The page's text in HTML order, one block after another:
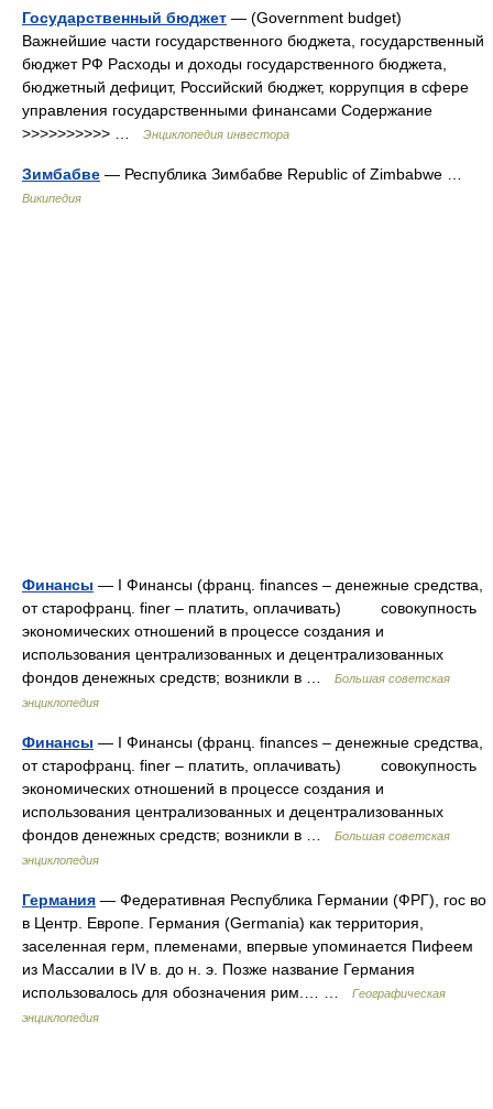
Государственный бюджет — (Government budget)
Важнейшие части государственного бюджета, государственный
бюджет РФ Расходы и доходы государственного бюджета,
бюджетный дефицит, Российский бюджет, коррупция в сфере
управления государственными финансами Содержание
>>>>>>>>>> …
Энциклопедия инвестора
Зимбабве — Республика Зимбабве Republic of Zimbabwe …
Википедия
Финансы — I Финансы (франц. finances – денежные средства,
от старофранц. finer – платить, оплачивать) совокупность
экономических отношений в процессе создания и
использования централизованных и децентрализованных
фондов денежных средств; возникли в …
Большая советская
энциклопедия
Финансы — I Финансы (франц. finances – денежные средства,
от старофранц. finer – платить, оплачивать) совокупность
экономических отношений в процессе создания и
использования централизованных и децентрализованных
фондов денежных средств; возникли в …
Большая советская
энциклопедия
Германия — Федеративная Республика Германии (ФРГ), гос во
в Центр. Европе. Германия (Germania) как территория,
заселенная герм, племенами, впервые упоминается Пифеем
из Массалии в IV в. до н. э. Позже название Германия
использовалось для обозначения рим.… …
Географическая
энциклопедия